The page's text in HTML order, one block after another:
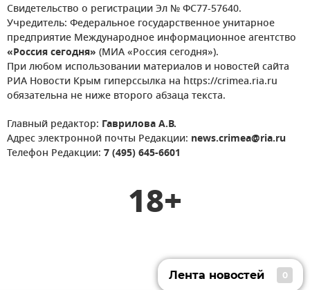
Свидетельство о регистрации Эл № ФС77-57640.
Учредитель: Федеральное государственное унитарное
предприятие Международное информационное агентство
«Россия сегодня» (МИА «Россия сегодня»).
При любом использовании материалов и новостей сайта
РИА Новости Крым гиперссылка на https://crimea.ria.ru
обязательна не ниже второго абзаца текста.
Главный редактор: Гаврилова А.В.
Адрес электронной почты Редакции: news.crimea@ria.ru
Телефон Редакции: 7 (495) 645-6601
18+
Лента новостей 0